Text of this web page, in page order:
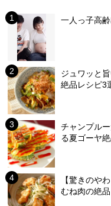
一人っ子高
ジュワッと
絶品レシピ3
チャンプル
る夏ゴーヤ
【驚きのや
むね肉の絶